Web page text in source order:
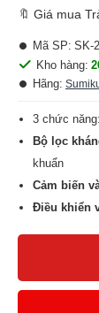
🔖 Giá mua
Kho hàng:
Hãng:
Mã SP: SK-
3 chức năng:
Bộ lọc
khuẩn
Cảm biến
Điều khiển